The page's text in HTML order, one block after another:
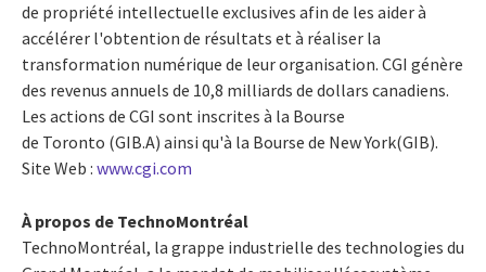
de propriété intellectuelle exclusives afin de les aider à
accélérer l'obtention de résultats et à réaliser la
transformation numérique de leur organisation. CGI génère
des revenus annuels de 10,8 milliards de dollars canadiens.
Les actions de CGI sont inscrites à la Bourse
de Toronto (GIB.A) ainsi qu'à la Bourse de New York(GIB).
Site Web : www.cgi.com
À propos de TechnoMontréal
TechnoMontréal, la grappe industrielle des technologies du